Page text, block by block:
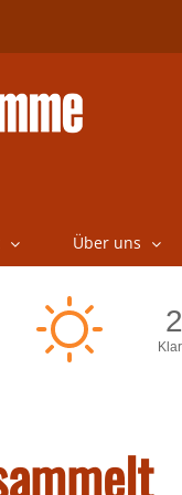
Über uns